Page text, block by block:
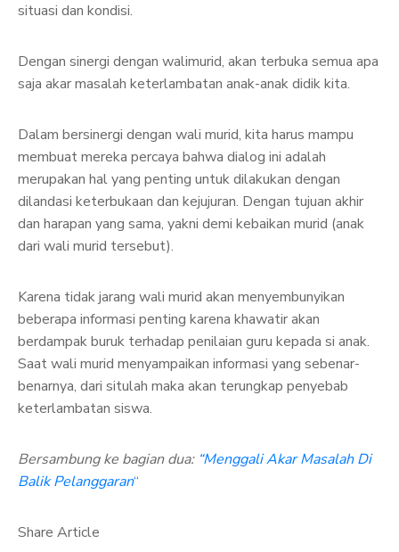
situasi dan kondisi.
Dengan sinergi dengan walimurid, akan terbuka semua apa
saja akar masalah keterlambatan anak-anak didik kita.
Dalam bersinergi dengan wali murid, kita harus mampu
membuat mereka percaya bahwa dialog ini adalah
merupakan hal yang penting untuk dilakukan dengan
dilandasi keterbukaan dan kejujuran. Dengan tujuan akhir
dan harapan yang sama, yakni demi kebaikan murid (anak
dari wali murid tersebut).
Karena tidak jarang wali murid akan menyembunyikan
beberapa informasi penting karena khawatir akan
berdampak buruk terhadap penilaian guru kepada si anak.
Saat wali murid menyampaikan informasi yang sebenar-
benarnya, dari situlah maka akan terungkap penyebab
keterlambatan siswa.
Bersambung ke bagian dua: “Menggali Akar Masalah Di
Balik Pelanggaran“
Share Article